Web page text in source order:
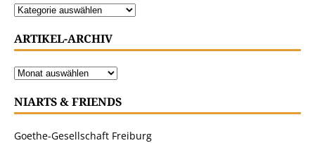
ARTIKEL-ARCHIV
NIARTS & FRIENDS
Goethe-Gesellschaft Freiburg